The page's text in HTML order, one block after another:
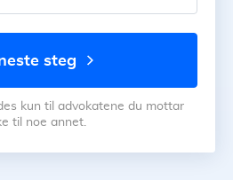
steg
kun til advokatene du mottar
til noe annet.